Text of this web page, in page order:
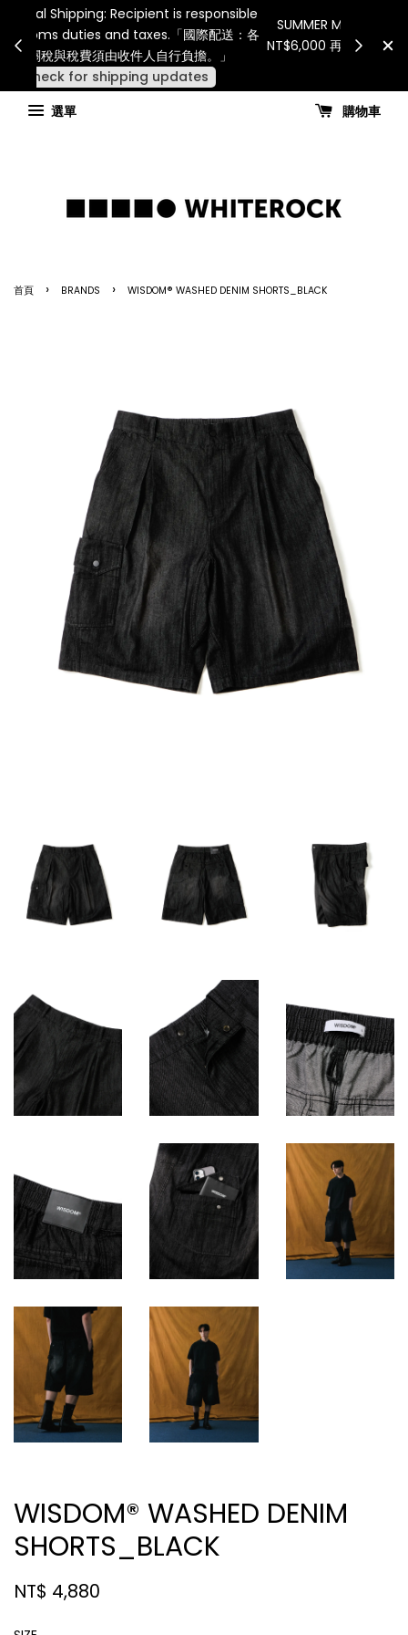
連假期間宅配服務將暫停配送。 如遇假日、天災或其
他不可抗力因素，出貨安排可能調整，敬請見諒
查看國內宅配最新公告
for all
國
選單
購物車
首頁 › BRANDS › WISDOM® WASHED DENIM SHORTS_BLACK
WISDOM® WASHED DENIM
SHORTS_BLACK
NT$ 4,880